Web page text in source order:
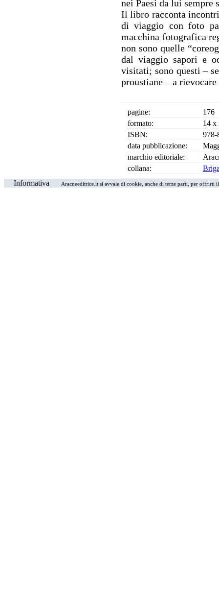
nei Paesi da lui sempre
Il libro racconta
di viaggio con foto
macchina fotografica
non sono quelle
dal viaggio sapori e
visitati; sono questi –
proustiane – a
pagine:
176
formato:
14 x
ISBN:
978-
data pubblicazione:
marchio editoriale:
collana:
Informativa
Aracneeditrice.it si avvale di cookie, anche di terze parti, per